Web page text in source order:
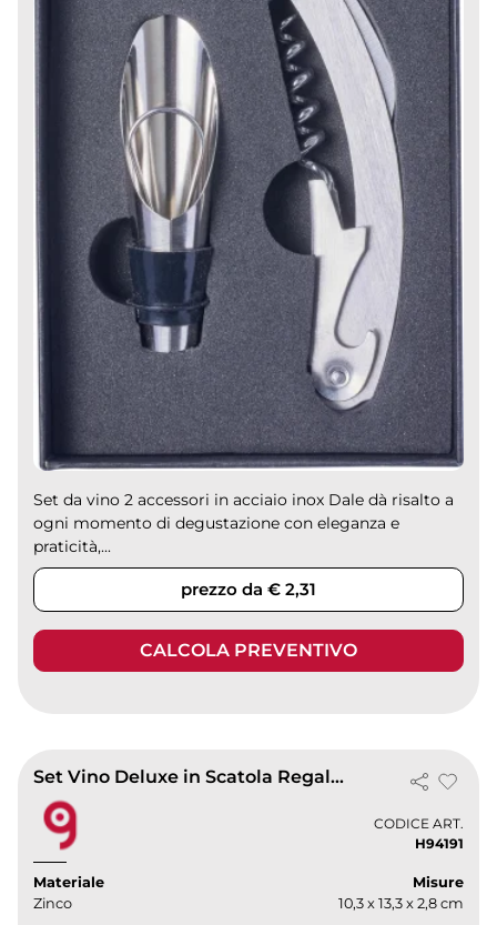
Set da vino 2 accessori in acciaio inox Dale dà risalto a
ogni momento di degustazione con eleganza e
praticità,...
prezzo da € 2,31
CALCOLA PREVENTIVO
Set Vino Deluxe in Scatola Regalo con Cavatappi e Tappo, 226g
CODICE ART.
H94191
Materiale
Zinco
Misure
10,3 x 13,3 x 2,8 cm